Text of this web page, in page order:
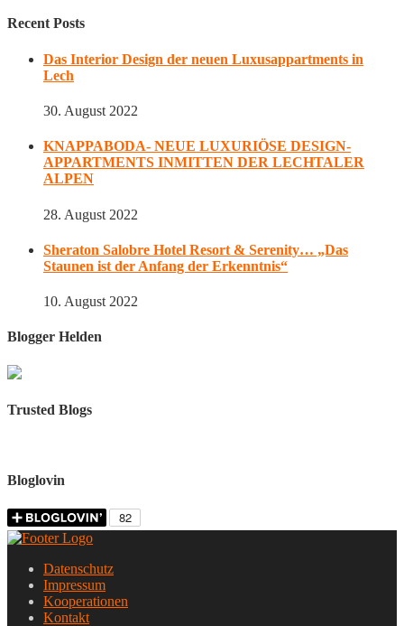
Recent Posts
Das Interior Design der neuen Luxusappartments in
Lech
30. August 2022
KNAPPABODA- NEUE LUXURIÖSE DESIGN-
APPARTMENTS INMITTEN DER LECHTALER
ALPEN
28. August 2022
Sheraton Salobre Hotel Resort & Serenity… „Das
Staunen ist der Anfang der Erkenntnis“
10. August 2022
Blogger Helden
Trusted Blogs
Bloglovin
Datenschutz
Impressum
Kooperationen
Kontakt